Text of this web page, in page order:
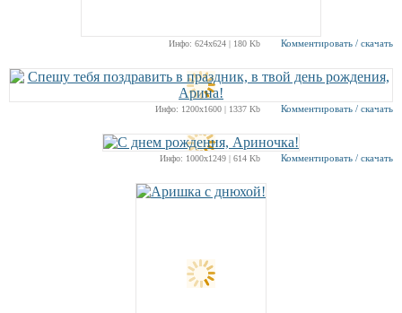
Инфо: 624х624 | 180 Kb Комментировать / скачать
Инфо: 1200х1600 | 1337 Kb Комментировать / скачать
Инфо: 1000х1249 | 614 Kb Комментировать / скачать